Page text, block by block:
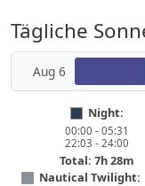
Tägliche
Aug 6
Night:
00:00 - 05:31
22:03 - 24:00
Total: 7h 28m
Nautical Twilight: